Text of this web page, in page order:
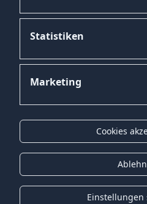
Statistiken
Marketing
Cookies
Einstellungen
Jetzt
Gender-
© 2026 Onyx